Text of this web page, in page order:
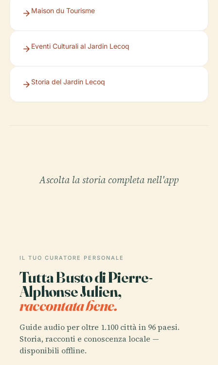
Maison du Tourisme
Eventi Culturali al Jardin Lecoq
Storia del Jardin Lecoq
Ascolta la storia completa nell'app
IL TUO CURATORE PERSONALE
Tutta Busto di Pierre-
Alphonse Julien,
raccontata bene.
Guide audio per oltre 1.100 città in 96 paesi.
Storia, racconti e conoscenza locale —
disponibili offline.